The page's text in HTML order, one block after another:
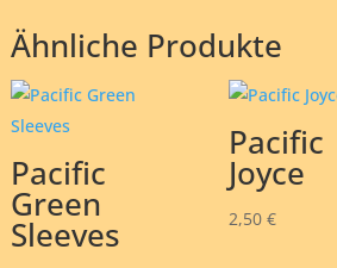
Ähnliche Produkte
Pacific
Green
Sleeves
Pacific
Joyce
2,50 €